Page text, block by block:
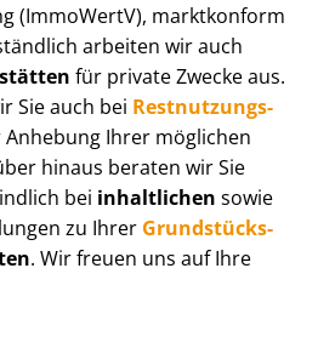
(ImmoWertV), marktkonform
arbeiten wir auch
für private Zwecke aus.
Sie auch bei Rest­nut­zungs­
Anhebung Ihrer möglichen
hinaus beraten wir Sie
bei inhaltlichen sowie
zu Ihrer Grund­stücks­
. Wir freuen uns auf Ihre